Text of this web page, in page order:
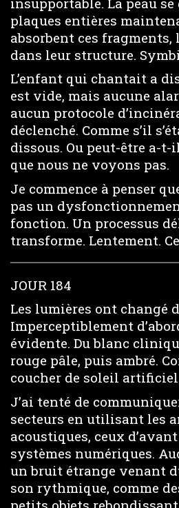
plaques entières
absorbent ces
dans leur structure.
L’enfant qui chantait a
est vide, mais aucune
aucun protocole
déclenché. Comme s’il
dissous. Ou peut-être a-
que nous ne voyons pas.
Je commence à penser
pas un
fonction. Un processus
transforme. Lentement.
JOUR 184
Les lumières ont changé
Imperceptiblement
évidente. Du blanc
rouge pâle, puis ambré.
coucher de soleil
J’ai tenté de
secteurs en utilisant les
acoustiques, ceux
systèmes numériques.
un bruit étrange venant
son rythmique, comme
petits objets rebondissant